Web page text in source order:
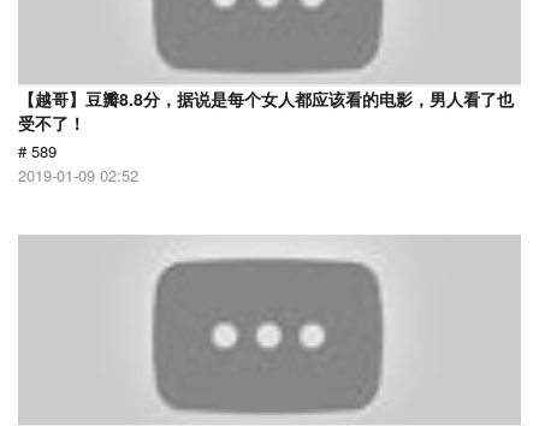
【越哥】豆瓣8.8分，据说是每个女人都应该看的电影，男人看了也
受不了！
# 589
2019-01-09 02:52